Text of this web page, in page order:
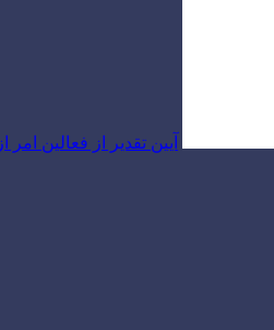
آیین تقدیر از فعالین